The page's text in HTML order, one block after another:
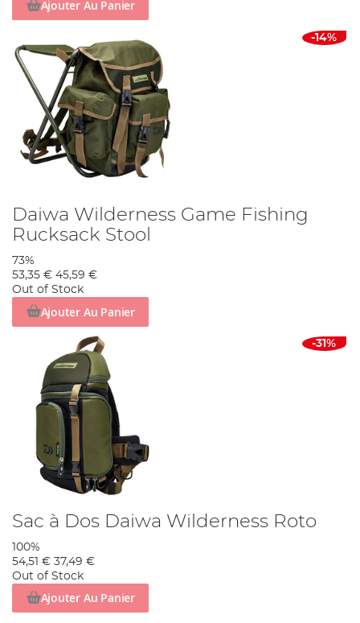
Ajouter Au Panier
-14%
Daiwa Wilderness Game Fishing
Rucksack Stool
73%
53,35 € 45,59 €
Out of Stock
Ajouter Au Panier
-31%
Sac à Dos Daiwa Wilderness Roto
100%
54,51 € 37,49 €
Out of Stock
Ajouter Au Panier